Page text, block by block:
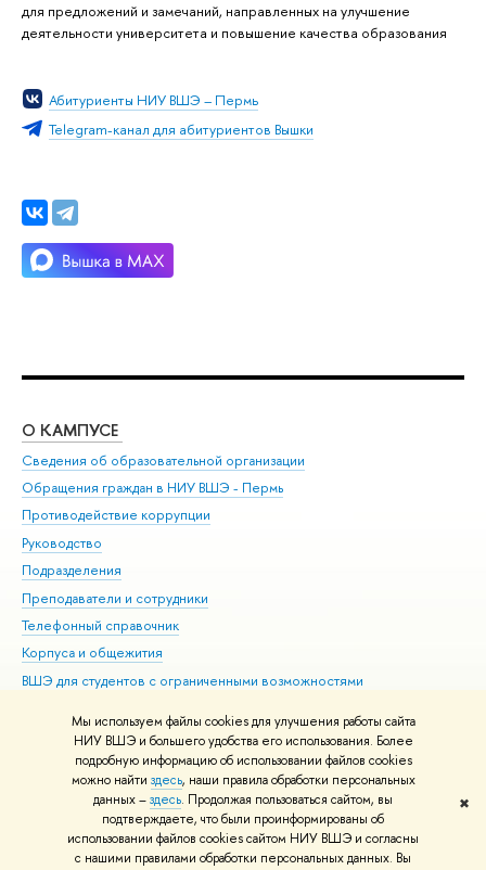
Мы используем файлы cookies для улучшения работы сайта
НИУ ВШЭ и большего удобства его использования. Более
подробную информацию об использовании файлов cookies
можно найти здесь, наши правила обработки персональных
данных –здесь. Продолжая пользоваться сайтом, вы
подтверждаете, что были проинформированы об
использовании файлов cookies сайтом НИУ ВШЭ и согласны
с нашими правилами обработки персональных данных. Вы
✖
для предложений и замечаний, направленных на улучшение
деятельности университета и повышение качества образования
Абитуриенты НИУ ВШЭ – Пермь
Telegram-канал для абитуриентов Вышки
О КАМПУСЕ
Сведения об образовательной организации
Обращения граждан в НИУ ВШЭ - Пермь
Противодействие коррупции
Руководство
Подразделения
Преподаватели и сотрудники
Телефонный справочник
Корпуса и общежития
ВШЭ для студентов с ограниченными возможностями
Единая платежная страница
© НИУ ВШЭ 1993–2026 Условия использования материалов Адреса
и контакты Карта сайта